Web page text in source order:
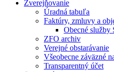
Zverejňovanie
Úradná tabuľa
Faktúry, zmluvy a
Obecné služby
ZFO archiv
Verejné obstarávanie
Všeobecne záväzné
Transparentný účet